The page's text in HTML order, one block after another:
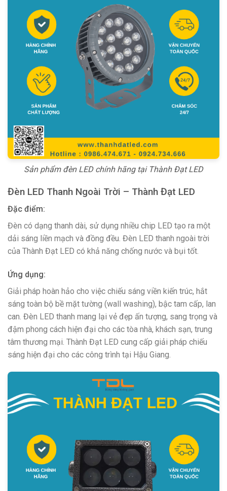
Sản phẩm đèn LED chính hãng tại Thành Đạt LED
Đèn LED Thanh Ngoài Trời – Thành Đạt LED
Đặc điểm:
Đèn có dạng thanh dài, sử dụng nhiều chip LED tạo ra một
dải sáng liền mạch và đồng đều. Đèn LED thanh ngoài trời
của Thành Đạt LED có khả năng chống nước và bụi tốt.
Ứng dụng:
Giải pháp hoàn hảo cho việc chiếu sáng viền kiến trúc, hắt
sáng toàn bộ bề mặt tường (wall washing), bậc tam cấp, lan
can. Đèn LED thanh mang lại vẻ đẹp ấn tượng, sang trọng và
đậm phong cách hiện đại cho các tòa nhà, khách sạn, trung
tâm thương mại. Thành Đạt LED cung cấp giải pháp chiếu
sáng hiện đại cho các công trình tại Hậu Giang.